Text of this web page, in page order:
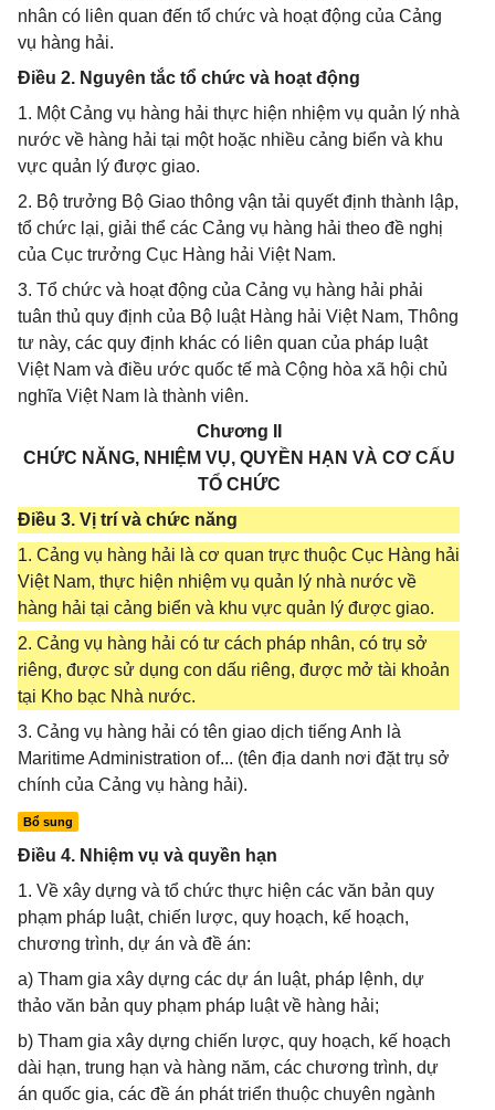
nhân có liên quan đến tổ chức và hoạt động của Cảng
vụ hàng hải.
Điều 2. Nguyên tắc tổ chức và hoạt động
1. Một Cảng vụ hàng hải thực hiện nhiệm vụ quản lý nhà
nước về hàng hải tại một hoặc nhiều cảng biển và khu
vực quản lý được giao.
2. Bộ trưởng Bộ Giao thông vận tải quyết định thành lập,
tổ chức lại, giải thể các Cảng vụ hàng hải theo đề nghị
của Cục trưởng Cục Hàng hải Việt Nam.
3. Tổ chức và hoạt động của Cảng vụ hàng hải phải
tuân thủ quy định của Bộ luật Hàng hải Việt Nam, Thông
tư này, các quy định khác có liên quan của pháp luật
Việt Nam và điều ước quốc tế mà Cộng hòa xã hội chủ
nghĩa Việt Nam là thành viên.
Chương II
CHỨC NĂNG, NHIỆM VỤ, QUYỀN HẠN VÀ CƠ CẤU
TỔ CHỨC
Điều 3. Vị trí và chức năng
1. Cảng vụ hàng hải là cơ quan trực thuộc Cục Hàng hải
Việt Nam, thực hiện nhiệm vụ quản lý nhà nước về
hàng hải tại cảng biển và khu vực quản lý được giao.
2. Cảng vụ hàng hải có tư cách pháp nhân, có trụ sở
riêng, được sử dụng con dấu riêng, được mở tài khoản
tại Kho bạc Nhà nước.
3. Cảng vụ hàng hải có tên giao dịch tiếng Anh là
Maritime Administration of... (tên địa danh nơi đặt trụ sở
chính của Cảng vụ hàng hải).
Bổ sung
Điều 4. Nhiệm vụ và quyền hạn
1. Về xây dựng và tổ chức thực hiện các văn bản quy
phạm pháp luật, chiến lược, quy hoạch, kế hoạch,
chương trình, dự án và đề án:
a) Tham gia xây dựng các dự án luật, pháp lệnh, dự
thảo văn bản quy phạm pháp luật về hàng hải;
b) Tham gia xây dựng chiến lược, quy hoạch, kế hoạch
dài hạn, trung hạn và hàng năm, các chương trình, dự
án quốc gia, các đề án phát triển thuộc chuyên ngành